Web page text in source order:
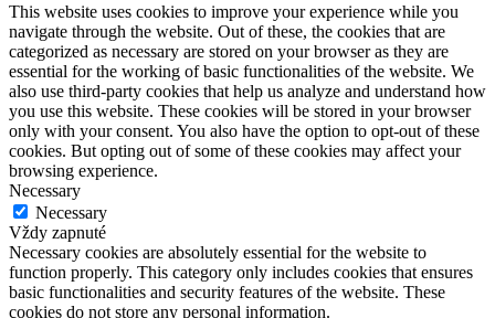
This website uses cookies to improve your experience while you
navigate through the website. Out of these, the cookies that are
categorized as necessary are stored on your browser as they are
essential for the working of basic functionalities of the website. We
also use third-party cookies that help us analyze and understand how
you use this website. These cookies will be stored in your browser
only with your consent. You also have the option to opt-out of these
cookies. But opting out of some of these cookies may affect your
browsing experience.
Necessary
Necessary
Vždy zapnuté
Necessary cookies are absolutely essential for the website to
function properly. This category only includes cookies that ensures
basic functionalities and security features of the website. These
cookies do not store any personal information.